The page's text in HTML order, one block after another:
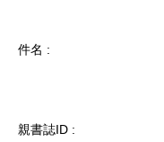
件名
親書誌ID